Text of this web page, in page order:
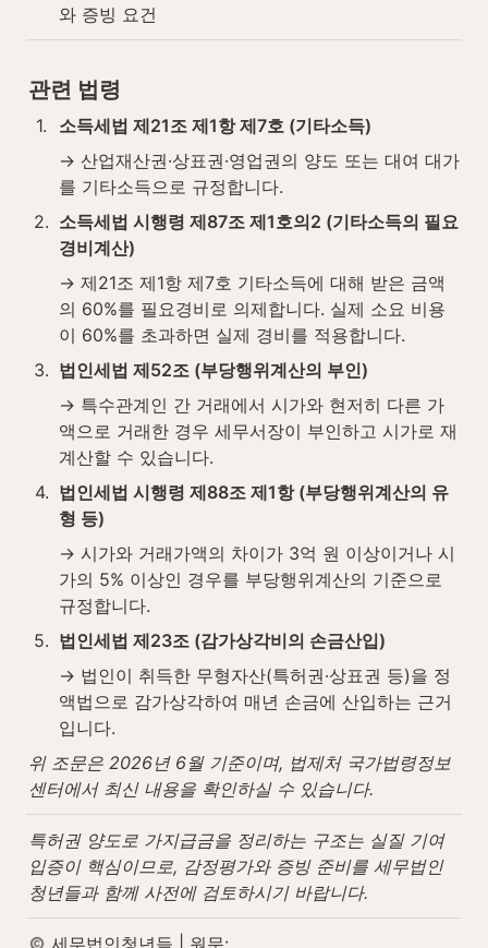
와 증빙 요건
관련 법령
1.
소득세법 제21조 제1항 제7호 (기타소득)
→ 산업재산권·상표권·영업권의 양도 또는 대여 대가
를 기타소득으로 규정합니다.
2. 소득세법 시행령 제87조 제1호의2 (기타소득의 필요
경비계산)
→ 제21조 제1항 제7호 기타소득에 대해 받은 금액
의 60%를 필요경비로 의제합니다. 실제 소요 비용
이 60%를 초과하면 실제 경비를 적용합니다.
3. 법인세법 제52조 (부당행위계산의 부인)
→ 특수관계인 간 거래에서 시가와 현저히 다른 가
액으로 거래한 경우 세무서장이 부인하고 시가로 재
계산할 수 있습니다.
4. 법인세법 시행령 제88조 제1항 (부당행위계산의 유
형 등)
→ 시가와 거래가액의 차이가 3억 원 이상이거나 시
가의 5% 이상인 경우를 부당행위계산의 기준으로
규정합니다.
5. 법인세법 제23조 (감가상각비의 손금산입)
→ 법인이 취득한 무형자산(특허권·상표권 등)을 정
액법으로 감가상각하여 매년 손금에 산입하는 근거
입니다.
위 조문은 2026년 6월 기준이며, 법제처 국가법령정보
센터에서 최신 내용을 확인하실 수 있습니다.
특허권 양도로 가지급금을 정리하는 구조는 실질 기여
입증이 핵심이므로, 감정평가와 증빙 준비를 세무법인
청년들과 함께 사전에 검토하시기 바랍니다.